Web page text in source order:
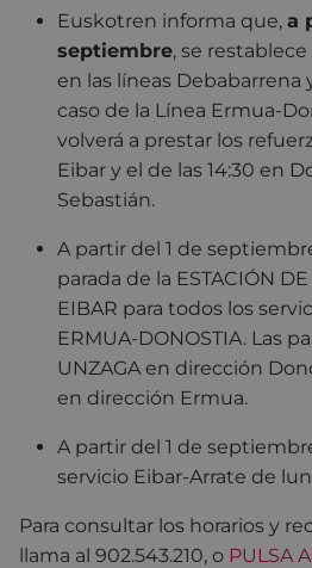
Euskotren informa que, a
septiembre, se
en las líneas Debabarrena
caso de la Línea Ermua-
volverá a prestar los
Eibar y el de las 14:30 en
Sebastián.
A partir del 1 de
parada de la ESTACIÓN
EIBAR para todos los
ERMUA-DONOSTIA. Las
UNZAGA en dirección
en dirección Ermua.
A partir del 1 de
servicio Eibar-Arrate de
Para consultar los horarios y
llama al 902.543.210, o PULSA